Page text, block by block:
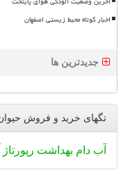
اخبار کوتاه محیط زیستی اصفهان
جدیدترین ها
تگهای خرید و فروش
آب دام بهداشت رپورتاژ